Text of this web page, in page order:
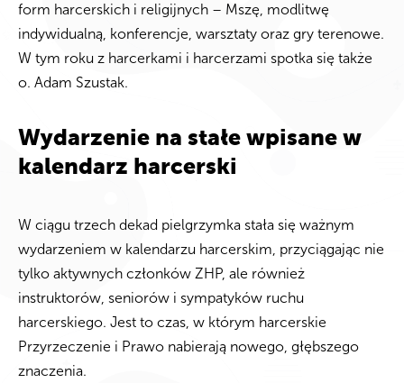
form harcerskich i religijnych – Mszę, modlitwę
indywidualną, konferencje, warsztaty oraz gry terenowe.
W tym roku z harcerkami i harcerzami spotka się także
o. Adam Szustak.
Wydarzenie na stałe wpisane w
kalendarz harcerski
W ciągu trzech dekad pielgrzymka stała się ważnym
wydarzeniem w kalendarzu harcerskim, przyciągając nie
tylko aktywnych członków ZHP, ale również
instruktorów, seniorów i sympatyków ruchu
harcerskiego. Jest to czas, w którym harcerskie
Przyrzeczenie i Prawo nabierają nowego, głębszego
znaczenia.